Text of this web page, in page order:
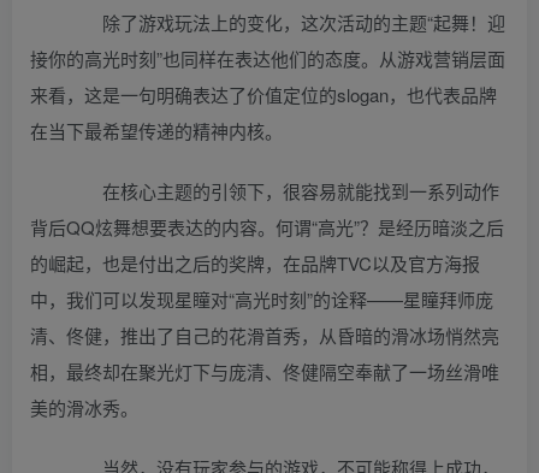
除了游戏玩法上的变化，这次活动的主题“起舞！迎
接你的高光时刻”也同样在表达他们的态度。从游戏营销层面
来看，这是一句明确表达了价值定位的slogan，也代表品牌
在当下最希望传递的精神内核。
在核心主题的引领下，很容易就能找到一系列动作
背后QQ炫舞想要表达的内容。何谓“高光”？是经历暗淡之后
的崛起，也是付出之后的奖牌，在品牌TVC以及官方海报
中，我们可以发现星瞳对“高光时刻”的诠释——星瞳拜师庞
清、佟健，推出了自己的花滑首秀，从昏暗的滑冰场悄然亮
相，最终却在聚光灯下与庞清、佟健隔空奉献了一场丝滑唯
美的滑冰秀。
当然，没有玩家参与的游戏，不可能称得上成功，